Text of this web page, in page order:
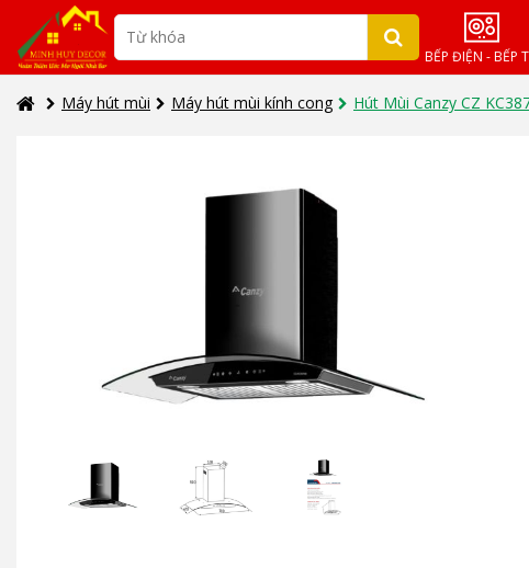
BẾP ĐIỆN - BẾP
Máy hút mùi Máy hút mùi kính cong Hút Mùi Canzy CZ